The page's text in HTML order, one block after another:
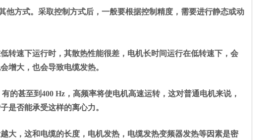
他方式。采取控制方式后，一般要根据控制精度，需要进行静态或动
转速下运行时，其散热性能很差，电机长时间运行在低转速下，会
增大，也会导致电缆发热。
的甚至到400 Hz，高频率将使电机高速运转，这对普通电机来说，
是否能承受这样的离心力。
大，这和电缆的长度，电机发热，电缆发热变频器发热等因素是密